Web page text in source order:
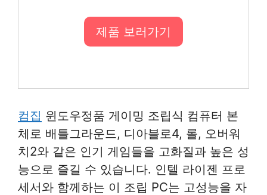
제품 보러가기
컴집 윈도우정품 게이밍 조립식 컴퓨터 본
체로 배틀그라운드, 디아블로4, 롤, 오버워
치2와 같은 인기 게임들을 고화질과 높은 성
능으로 즐길 수 있습니다. 인텔 라이젠 프로
세서와 함께하는 이 조립 PC는 고성능을 자